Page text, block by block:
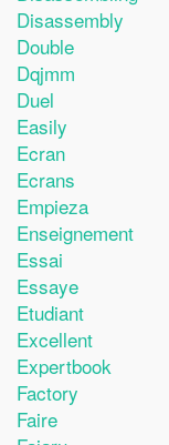
Disassembly
Double
Dqjmm
Duel
Easily
Ecran
Ecrans
Empieza
Enseignement
Essai
Essaye
Etudiant
Excellent
Expertbook
Factory
Faire